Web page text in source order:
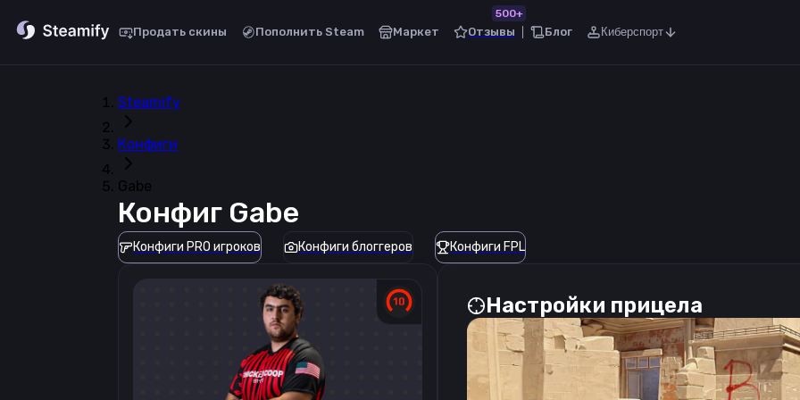
Продать скины Пополнить Steam Маркет Отзывы
500+
Блог Киберспорт
Steamify
Конфиги
Gabe
Конфиг Gabe
Конфиги PRO игроков Конфиги блоггеров Конфиги FPL
Настройки прицела